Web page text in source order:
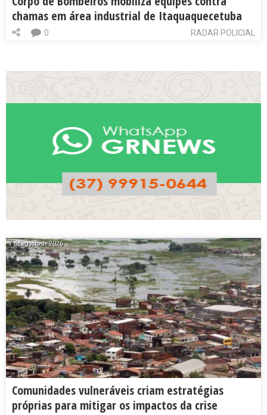
chamas em área industrial de Itaquaquecetuba
RADAR POLICIAL
0
7 de agosto de 2026
Comunidades vulneráveis criam estratégias
próprias para mitigar os impactos da crise